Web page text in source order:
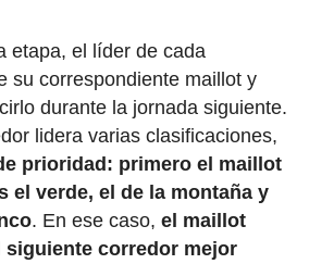
etapa, el líder de cada
su correspondiente maillot y
durante la jornada siguiente.
lidera varias clasificaciones,
prioridad: primero el maillot
el verde, el de la montaña y
. En ese caso, el maillot
siguiente corredor mejor